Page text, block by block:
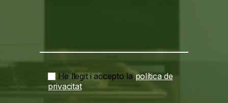
He llegit i accepto lapolítica de
privacitat